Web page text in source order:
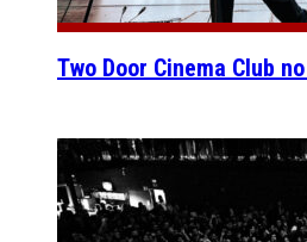
Two Door Cinema Club